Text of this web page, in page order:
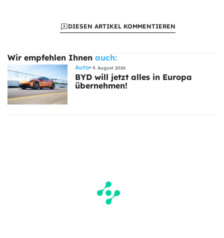
DIESEN ARTIKEL KOMMENTIEREN
Wir empfehlen Ihnen auch:
Auto 9. August 2026
BYD will jetzt alles in Europa
übernehmen!